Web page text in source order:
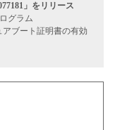
」をリリース
グラム
アブート証明書の有効